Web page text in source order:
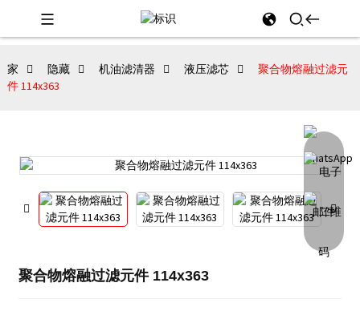
家 隐藏 机油滤清器 液压滤芯
聚合物熔融过滤元
件 114x363
聚合物熔融过滤元件 114x363